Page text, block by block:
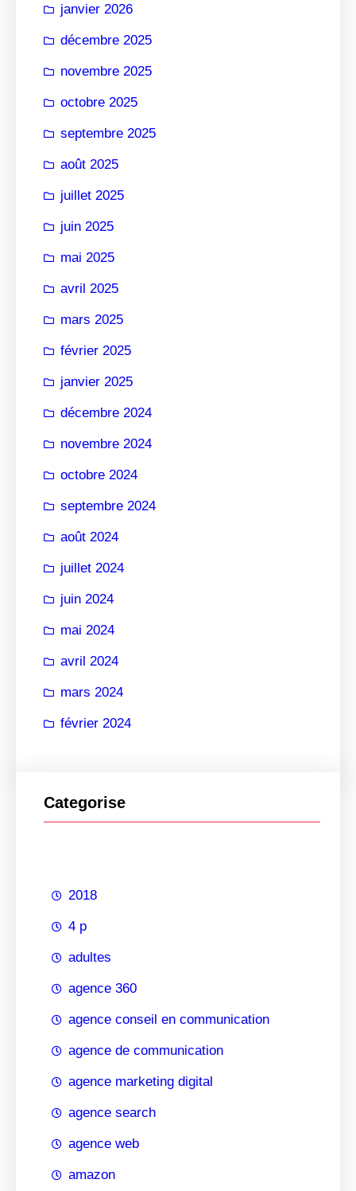
janvier 2026
décembre 2025
novembre 2025
octobre 2025
septembre 2025
août 2025
juillet 2025
juin 2025
mai 2025
avril 2025
mars 2025
février 2025
janvier 2025
décembre 2024
novembre 2024
octobre 2024
septembre 2024
août 2024
juillet 2024
juin 2024
mai 2024
avril 2024
mars 2024
février 2024
Categorise
2018
4 p
adultes
agence 360
agence conseil en communication
agence de communication
agence marketing digital
agence search
agence web
amazon